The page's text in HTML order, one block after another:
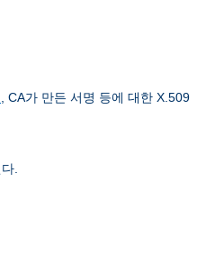
, CA가 만든 서명 등에 대한 X.509
.